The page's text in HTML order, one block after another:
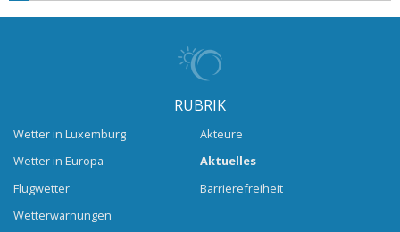
RUBRIK
Wetter in Luxemburg
Wetter in Europa
Flugwetter
Wetterwarnungen
Akteure
Aktuelles
Barrierefreiheit